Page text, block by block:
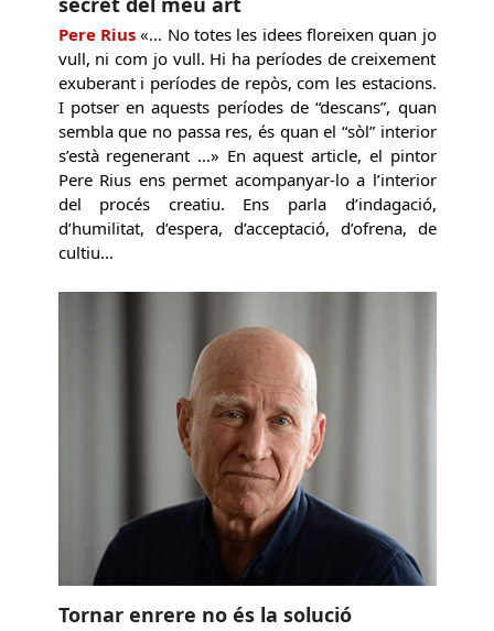
Pere Rius«... No totes les idees floreixen quan jo
vull, ni com jo vull. Hi ha períodes de creixement
exuberant i períodes de repòs, com les estacions.
I potser en aquests períodes de “descans”, quan
sembla que no passa res, és quan el “sòl” interior
s’està regenerant …» En aquest article, el pintor
Pere Rius ens permet acompanyar-lo a l’interior
del procés creatiu. Ens parla d’indagació,
d’humilitat, d’espera, d’acceptació, d’ofrena, de
cultiu...
Tornar enrere no és la solució